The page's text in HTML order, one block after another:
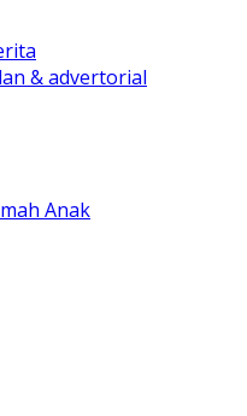
& advertorial
Anak